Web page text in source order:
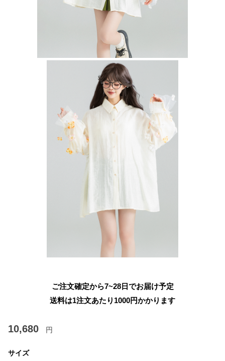
ご注文確定から7~28日でお届け予定
送料は1注文あたり 1000円かかります
10,680 円
サイズ